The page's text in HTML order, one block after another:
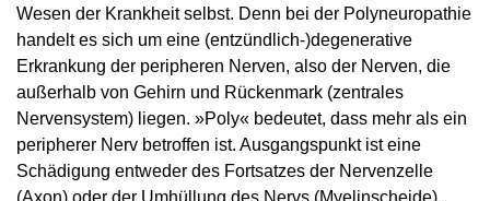
Wesen der Krankheit selbst. Denn bei der Polyneuropathie
handelt es sich um eine (entzündlich-)degenerative
Erkrankung der peripheren Nerven, also der Nerven, die
außerhalb von Gehirn und Rückenmark (zentrales
Nervensystem) liegen. »Poly« bedeutet, dass mehr als ein
peripherer Nerv betroffen ist. Ausgangspunkt ist eine
Schädigung entweder des Fortsatzes der Nervenzelle
(Axon) oder der Umhüllung des Nervs (Myelinscheide).